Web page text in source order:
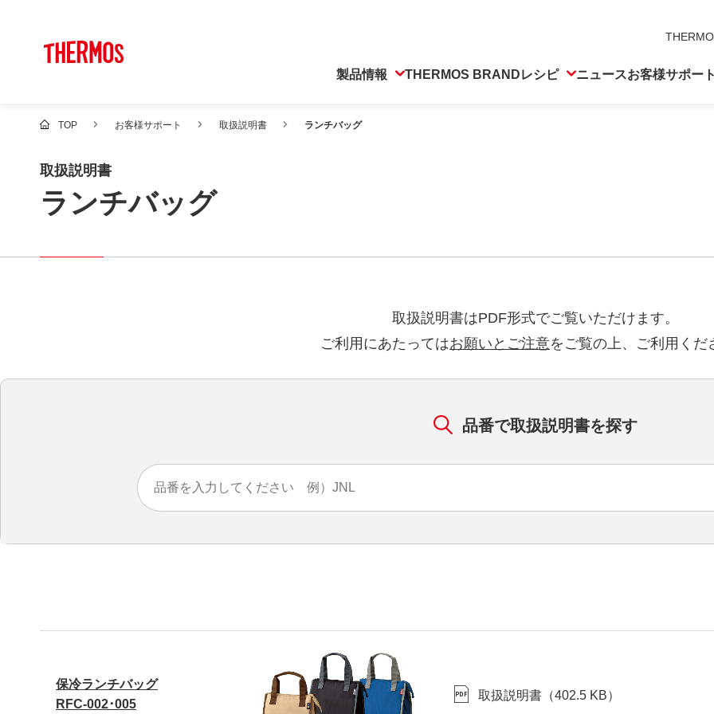
製品情報 THERMOS BRANDレシピ ニュースお客様サポー
TOP お客様サポート 取扱説明書 ランチバッグ
取扱説明書
ランチバッグ
取扱説明書はPDF形式でご覧いただけます。
ご利用にあたってはお願いとご注意をご覧の上、ご利用くだ
品番で取扱説明書を探す
保冷ランチバッグ
RFC-002･005
取扱説明書 （402.5 KB）